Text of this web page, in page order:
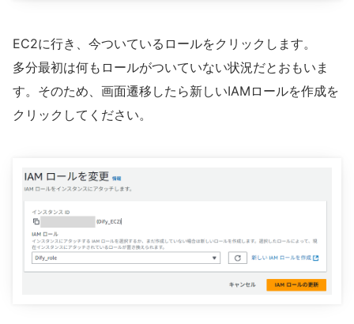
EC2に行き、今ついているロールをクリックします。
多分最初は何もロールがついていない状況だとおもいま
す。そのため、画面遷移したら新しいIAMロールを作成を
クリックしてください。